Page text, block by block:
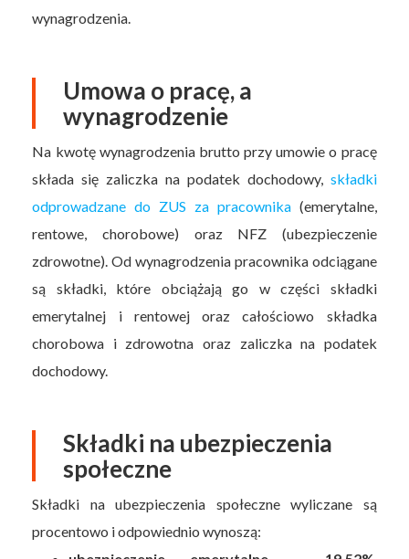
wynagrodzenia.
Umowa o pracę, a
wynagrodzenie
Na kwotę wynagrodzenia brutto przy umowie o pracę
składa się zaliczka na podatek dochodowy, składki
odprowadzane do ZUS za pracownika(emerytalne,
rentowe, chorobowe) oraz NFZ (ubezpieczenie
zdrowotne). Od wynagrodzenia pracownika odciągane
są składki, które obciążają go w części składki
emerytalnej i rentowej oraz całościowo składka
chorobowa i zdrowotna oraz zaliczka na podatek
dochodowy.
Składki na ubezpieczenia
społeczne
Składki na ubezpieczenia społeczne wyliczane są
procentowo i odpowiednio wynoszą: